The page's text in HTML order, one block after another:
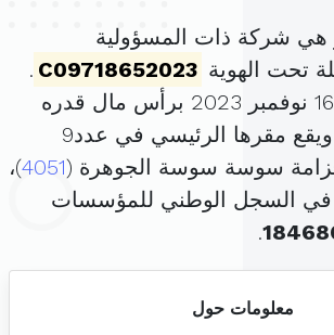
شركة ذات المسؤولية
تحت الهوية C09718652023
.
، ويقع مقرها الرئيسي في عدد9
سوسة سوسة الجوهرة (4051)،
السجل الوطني للمؤسسات
.
معلومات حول